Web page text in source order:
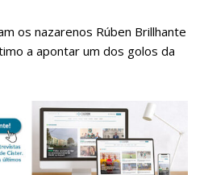
os nazarenos Rúben Brillhante
a apontar um dos golos da